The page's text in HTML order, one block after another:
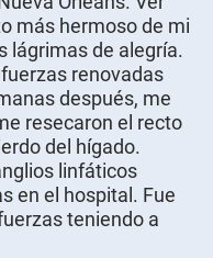
más hermoso de mi
lágrimas de alegría.
renovadas
después, me
resecaron el recto
del hígado.
linfáticos
en el hospital. Fue
teniendo a